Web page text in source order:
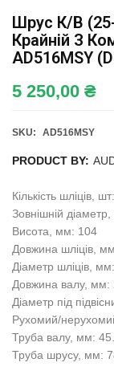
Шрус К/в
Крайній З
AD516MSY
5 250,00 ₴
SKU: AD516MSY
PRODUCT BY:
Кількість шліців,
Зовнішній
Висота, мм: 104
Довжина шліців,
Діаметр шліців,
Довжина валу, мм:
Діаметр під
Рухомий/
Труба валу, мм:
Труба шрусу, мм: